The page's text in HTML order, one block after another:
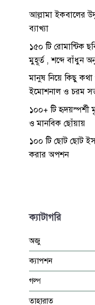
আল্লামা ইকবালের
ব্যাখ্যা
১৫০ টি রোমান্টিক
মুহূর্ত , শব্দে বাঁধুন
মানুষ নিয়ে কিছু
ইমোশনাল ও চরম
১০০+ টি
ও মানবিক ছোঁয়ায়
১০০ টি ছোট ছোট
করার অপশন
ক্যাটাগরি
অজু
ক্যাপশন
গল্প
তাহারাত